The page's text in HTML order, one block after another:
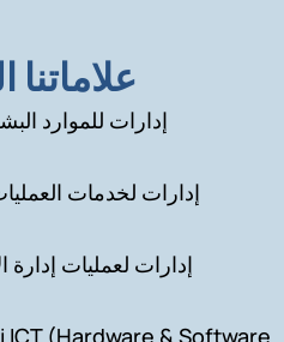
علاماتنا
إدارات للموارد
إدارات لخدمات
إدارات لعمليات إدارة
ICT (Hardware & Software